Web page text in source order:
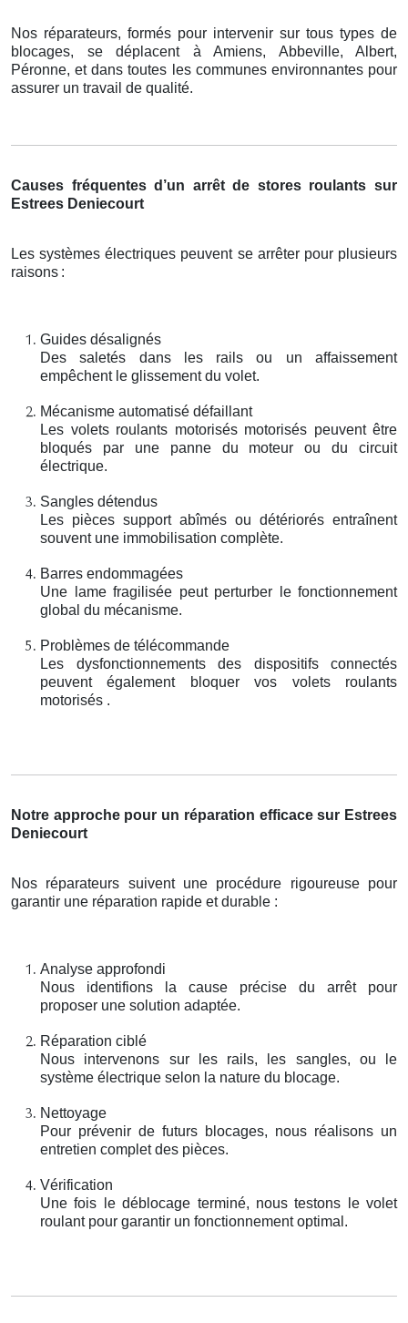
Nos réparateurs, formés pour intervenir sur tous types de
blocages, se déplacent à Amiens, Abbeville, Albert,
Péronne, et dans toutes les communes environnantes pour
assurer un travail de qualité.
Causes fréquentes d’un arrêt de stores roulants sur
Estrees Deniecourt
Les systèmes électriques peuvent se arrêter pour plusieurs
raisons :
Guides désalignés
Des saletés dans les rails ou un affaissement
empêchent le glissement du volet.
Mécanisme automatisé défaillant
Les volets roulants motorisés motorisés peuvent être
bloqués par une panne du moteur ou du circuit
électrique.
Sangles détendus
Les pièces support abîmés ou détériorés entraînent
souvent une immobilisation complète.
Barres endommagées
Une lame fragilisée peut perturber le fonctionnement
global du mécanisme.
Problèmes de télécommande
Les dysfonctionnements des dispositifs connectés
peuvent également bloquer vos volets roulants
motorisés .
Notre approche pour un réparation efficace sur Estrees
Deniecourt
Nos réparateurs suivent une procédure rigoureuse pour
garantir une réparation rapide et durable :
Analyse approfondi
Nous identifions la cause précise du arrêt pour
proposer une solution adaptée.
Réparation ciblé
Nous intervenons sur les rails, les sangles, ou le
système électrique selon la nature du blocage.
Nettoyage
Pour prévenir de futurs blocages, nous réalisons un
entretien complet des pièces.
Vérification
Une fois le déblocage terminé, nous testons le volet
roulant pour garantir un fonctionnement optimal.